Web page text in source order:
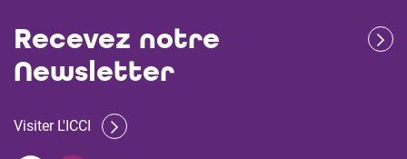
Recevez notre
Newsletter
Visiter L'ICCI